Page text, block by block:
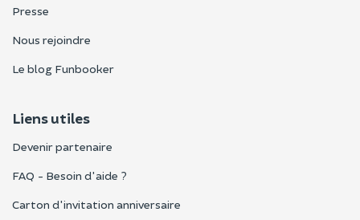
Presse
Nous rejoindre
Le blog Funbooker
Liens utiles
Devenir partenaire
FAQ - Besoin d'aide ?
Carton d'invitation anniversaire